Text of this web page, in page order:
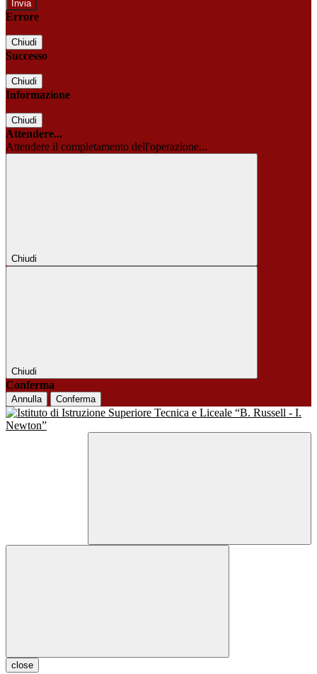
Errore
Chiudi
Successo
Chiudi
Informazione
Chiudi
Attendere...
Attendere il completamento dell'operazione...
Chiudi
Chiudi
Conferma
Annulla Conferma
close